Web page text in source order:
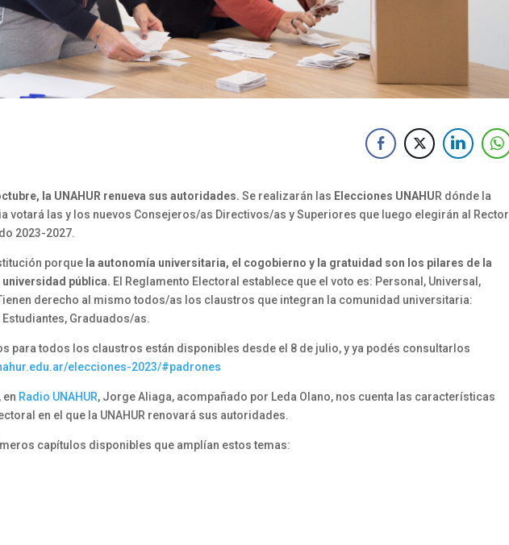
la UNAHUR renueva sus autoridades.Se realizarán las Elecciones UNAHUR dónde la
votará las y los nuevos Consejeros/as Directivos/as y Superiores que luego elegirán al Rector
2023-2027.
porque la autonomía universitaria, el cogobierno y la gratuidad son los pilares de la
pública. El Reglamento Electoral establece que el voto es: Personal, Universal,
derecho al mismo todos/as los claustros que integran la comunidad universitaria:
Graduados/as.
para todos los claustros están disponibles desde el 8 de julio, y ya podés consultarlos
elecciones-2023/#padrones
en Radio UNAHUR, Jorge Aliaga, acompañado por Leda Olano, nos cuenta las características
en el que la UNAHUR renovará sus autoridades.
capítulos disponibles que amplían estos temas: